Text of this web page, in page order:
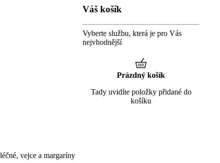
vejce a margaríny
Váš košík
Vyberte službu, která je pro Vás
nejvhodnější
Prázdný košík
Tady uvidíte položky přidané do
košíku